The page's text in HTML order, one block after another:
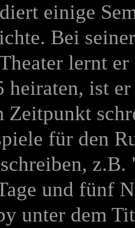
einige
Bei
lernt er
heiraten, ist
Zeitpunkt
für den
und fünf
unter dem